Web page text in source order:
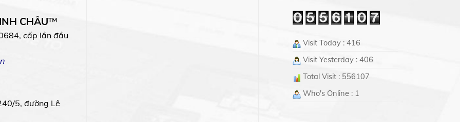
CHÂU™
cấp lần đầu
5, đường Lê
Visit Today : 416
Visit Yesterday : 406
Total Visit : 556107
Who's Online : 1